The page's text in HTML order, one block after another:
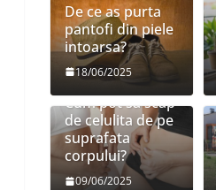
De ce as purta
pantofi din piele
intoarsa?
18/06/2025
Cum pot sa scap
de celulita de pe
suprafata
corpului?
09/06/2025